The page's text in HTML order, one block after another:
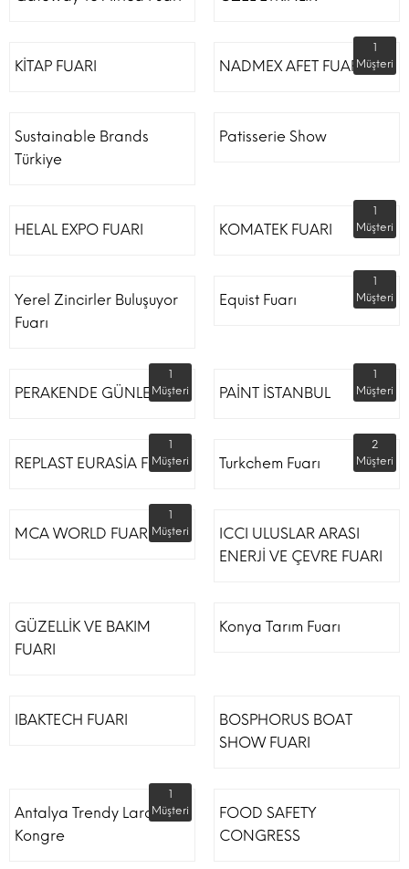
KİTAP FUARI NADMEX AFET FUARI
1
Müşteri
Sustainable Brands
Türkiye
Patisserie Show
HELAL EXPO FUARI KOMATEK FUARI
1
Müşteri
Yerel Zincirler Buluşuyor
Fuarı
Equist Fuarı
1
Müşteri
PERAKENDE GÜNLERİ
1
Müşteri
PAİNT İSTANBUL
1
Müşteri
REPLAST EURASİA FUARI
1
Müşteri
Turkchem Fuarı
2
Müşteri
MCA WORLD FUARI
1
Müşteri
ICCI ULUSLAR ARASI
ENERJİ VE ÇEVRE FUARI
GÜZELLİK VE BAKIM
FUARI
Konya Tarım Fuarı
IBAKTECH FUARI
BOSPHORUS BOAT
SHOW FUARI
Antalya Trendy Lara Otel
Kongre
1
Müşteri
FOOD SAFETY
CONGRESS